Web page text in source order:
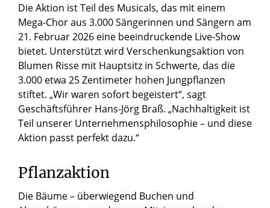
Die Aktion ist Teil des Musicals, das mit einem
Mega-Chor aus 3.000 Sängerinnen und Sängern am
21. Februar 2026 eine beeindruckende Live-Show
bietet. Unterstützt wird Verschenkungsaktion von
Blumen Risse mit Hauptsitz in Schwerte, das die
3.000 etwa 25 Zentimeter hohen Jungpflanzen
stiftet. „Wir waren sofort begeistert“, sagt
Geschäftsführer Hans-Jörg Braß. „Nachhaltigkeit ist
Teil unserer Unternehmensphilosophie – und diese
Aktion passt perfekt dazu.“
Pflanzaktion
Die Bäume – überwiegend Buchen und